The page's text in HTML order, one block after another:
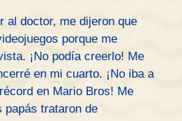
al doctor, me dijeron que
porque me
¡No podía creerlo! Me
en mi cuarto. ¡No iba a
en Mario Bros! Me
papás trataron de